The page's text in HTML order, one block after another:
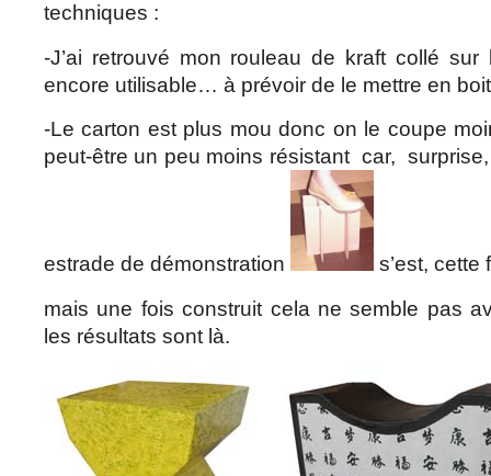
techniques :
-J’ai retrouvé mon rouleau de kraft collé
encore utilisable… à prévoir de le mettre en
-Le carton est plus mou donc on le coupe
peut-être un peu moins résistant car,
estrade de démonstration
s’est,
mais une fois construit cela ne semble pas
les résultats sont là.